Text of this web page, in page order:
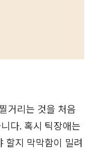
거리는 것을 처음
다. 혹시 틱장애는
할지 막막함이 밀려